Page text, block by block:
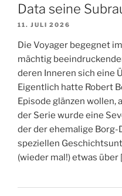
Data seine
11. JULI 2026
Die Voyager begegnet
mächtig
deren Inneren sich eine
Eigentlich hatte Robert
Episode glänzen wollen,
der Serie wurde eine
der der ehemalige Borg-
speziellen
(wieder mal!) etwas über